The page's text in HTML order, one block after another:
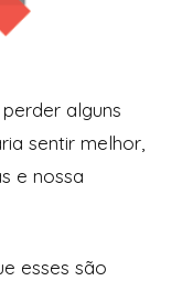
alguns
sentir melhor,
e nossa
esses são